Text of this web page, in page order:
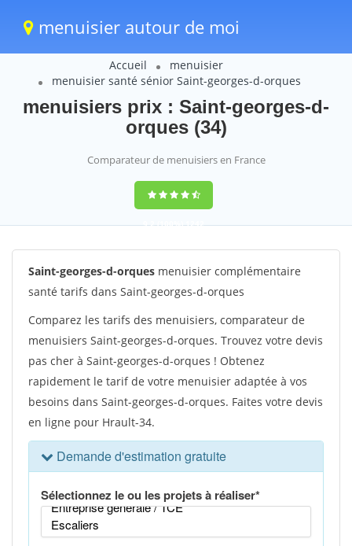
menuisier autour de moi
Accueil
menuisier
menuisier santé sénior Saint-georges-d-orques
menuisiers prix : Saint-georges-d-
orques (34)
Comparateur de menuisiers en France
9,2(100%)1242
votes
Saint-georges-d-orques menuisier complémentaire
santé tarifs dans Saint-georges-d-orques
Comparez les tarifs des menuisiers, comparateur de
menuisiers Saint-georges-d-orques. Trouvez votre devis
pas cher à Saint-georges-d-orques ! Obtenez
rapidement le tarif de votre menuisier adaptée à vos
besoins dans Saint-georges-d-orques. Faites votre devis
en ligne pour Hrault-34.